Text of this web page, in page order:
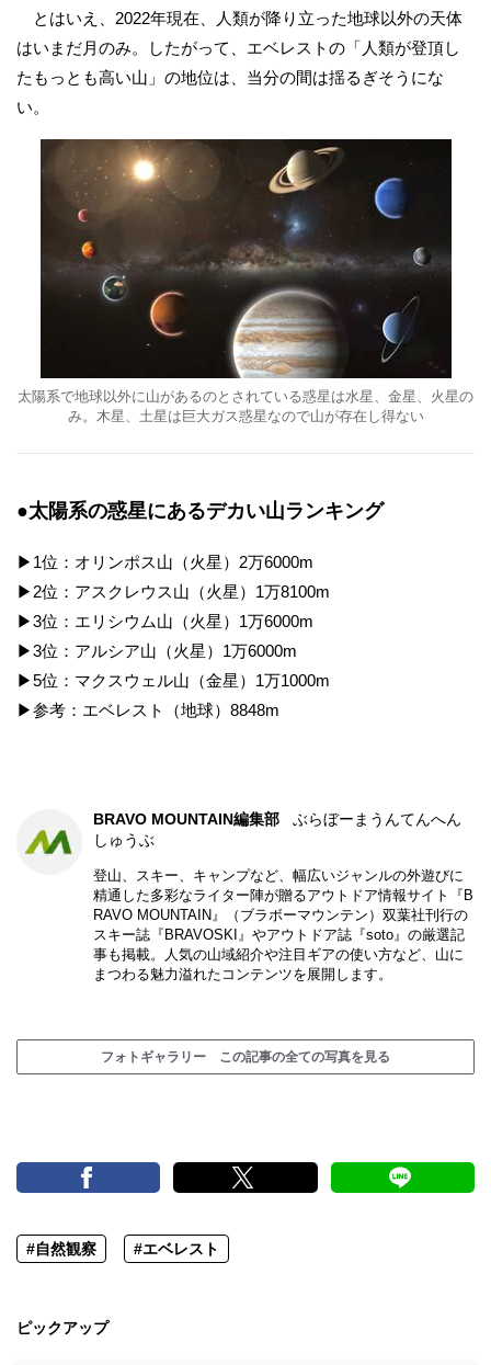
とはいえ、2022年現在、人類が降り立った地球以外の天体
はいまだ月のみ。したがって、エベレストの「人類が登頂し
たもっとも高い山」の地位は、当分の間は揺るぎそうにな
い。
太陽系で地球以外に山があるのとされている惑星は水星、金星、火星の
み。木星、土星は巨大ガス惑星なので山が存在し得ない
●太陽系の惑星にあるデカい山ランキング
▶1位：オリンポス山（火星）2万6000m
▶2位：アスクレウス山（火星）1万8100m
▶3位：エリシウム山（火星）1万6000m
▶3位：アルシア山（火星）1万6000m
▶5位：マクスウェル山（金星）1万1000m
▶参考：エベレスト（地球）8848m
BRAVO MOUNTAIN編集部
ぶらぼーまうんてんへん
しゅうぶ
登山、スキー、キャンプなど、幅広いジャンルの外遊びに
精通した多彩なライター陣が贈るアウトドア情報サイト『B
RAVO MOUNTAIN』（ブラボーマウンテン）双葉社刊行の
スキー誌『BRAVOSKI』やアウトドア誌『soto』の厳選記
事も掲載。人気の山域紹介や注目ギアの使い方など、山に
まつわる魅力溢れたコンテンツを展開します。
フォトギャラリー この記事の全ての写真を見る
#自然観察 #エベレスト
ピックアップ